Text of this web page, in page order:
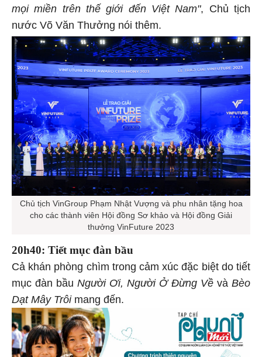
mọi miền trên thế giới đến Việt Nam", Chủ tịch
nước Võ Văn Thưởng nói thêm.
Chủ tịch VinGroup Phạm Nhật Vượng và phu nhân tặng hoa
cho các thành viên Hội đồng Sơ khảo và Hội đồng Giải
thưởng VinFuture 2023
20h40: Tiết mục đàn bầu
Cả khán phòng chìm trong cảm xúc đặc biệt do tiết
mục đàn bầu Người Ơi, Người Ở Đừng Về và Bèo
Dạt Mây Trôimang đến.